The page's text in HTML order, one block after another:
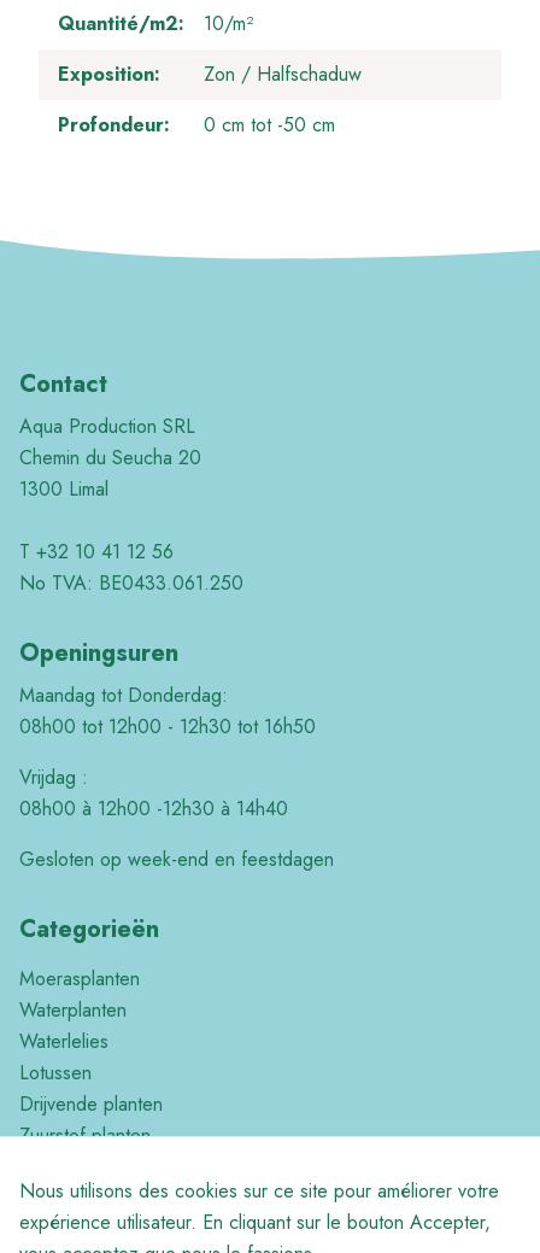
Quantité/m2
10/m²
Exposition
Zon / Halfschaduw
Profondeur
0 cm tot -50 cm
Contact
Aqua Production SRL
Chemin du Seucha 20
1300 Limal
T +32 10 41 12 56
No TVA: BE0433.061.250
Openingsuren
Maandag tot Donderdag:
08h00 tot 12h00 - 12h30 tot 16h50
Vrijdag :
08h00 à 12h00 -12h30 à 14h40
Gesloten op week-end en feestdagen
Categorieën
Moerasplanten
Waterplanten
Waterlelies
Lotussen
Drijvende planten
Zuurstof planten
Divers
Nous utilisons des cookies sur ce site pour améliorer votre
expérience utilisateur. En cliquant sur le bouton Accepter,